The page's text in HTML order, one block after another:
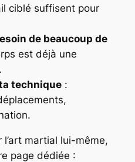
ciblé suffisent pour
de beaucoup de
est déjà une
technique:
l’art martial lui-même,
page dédiée :